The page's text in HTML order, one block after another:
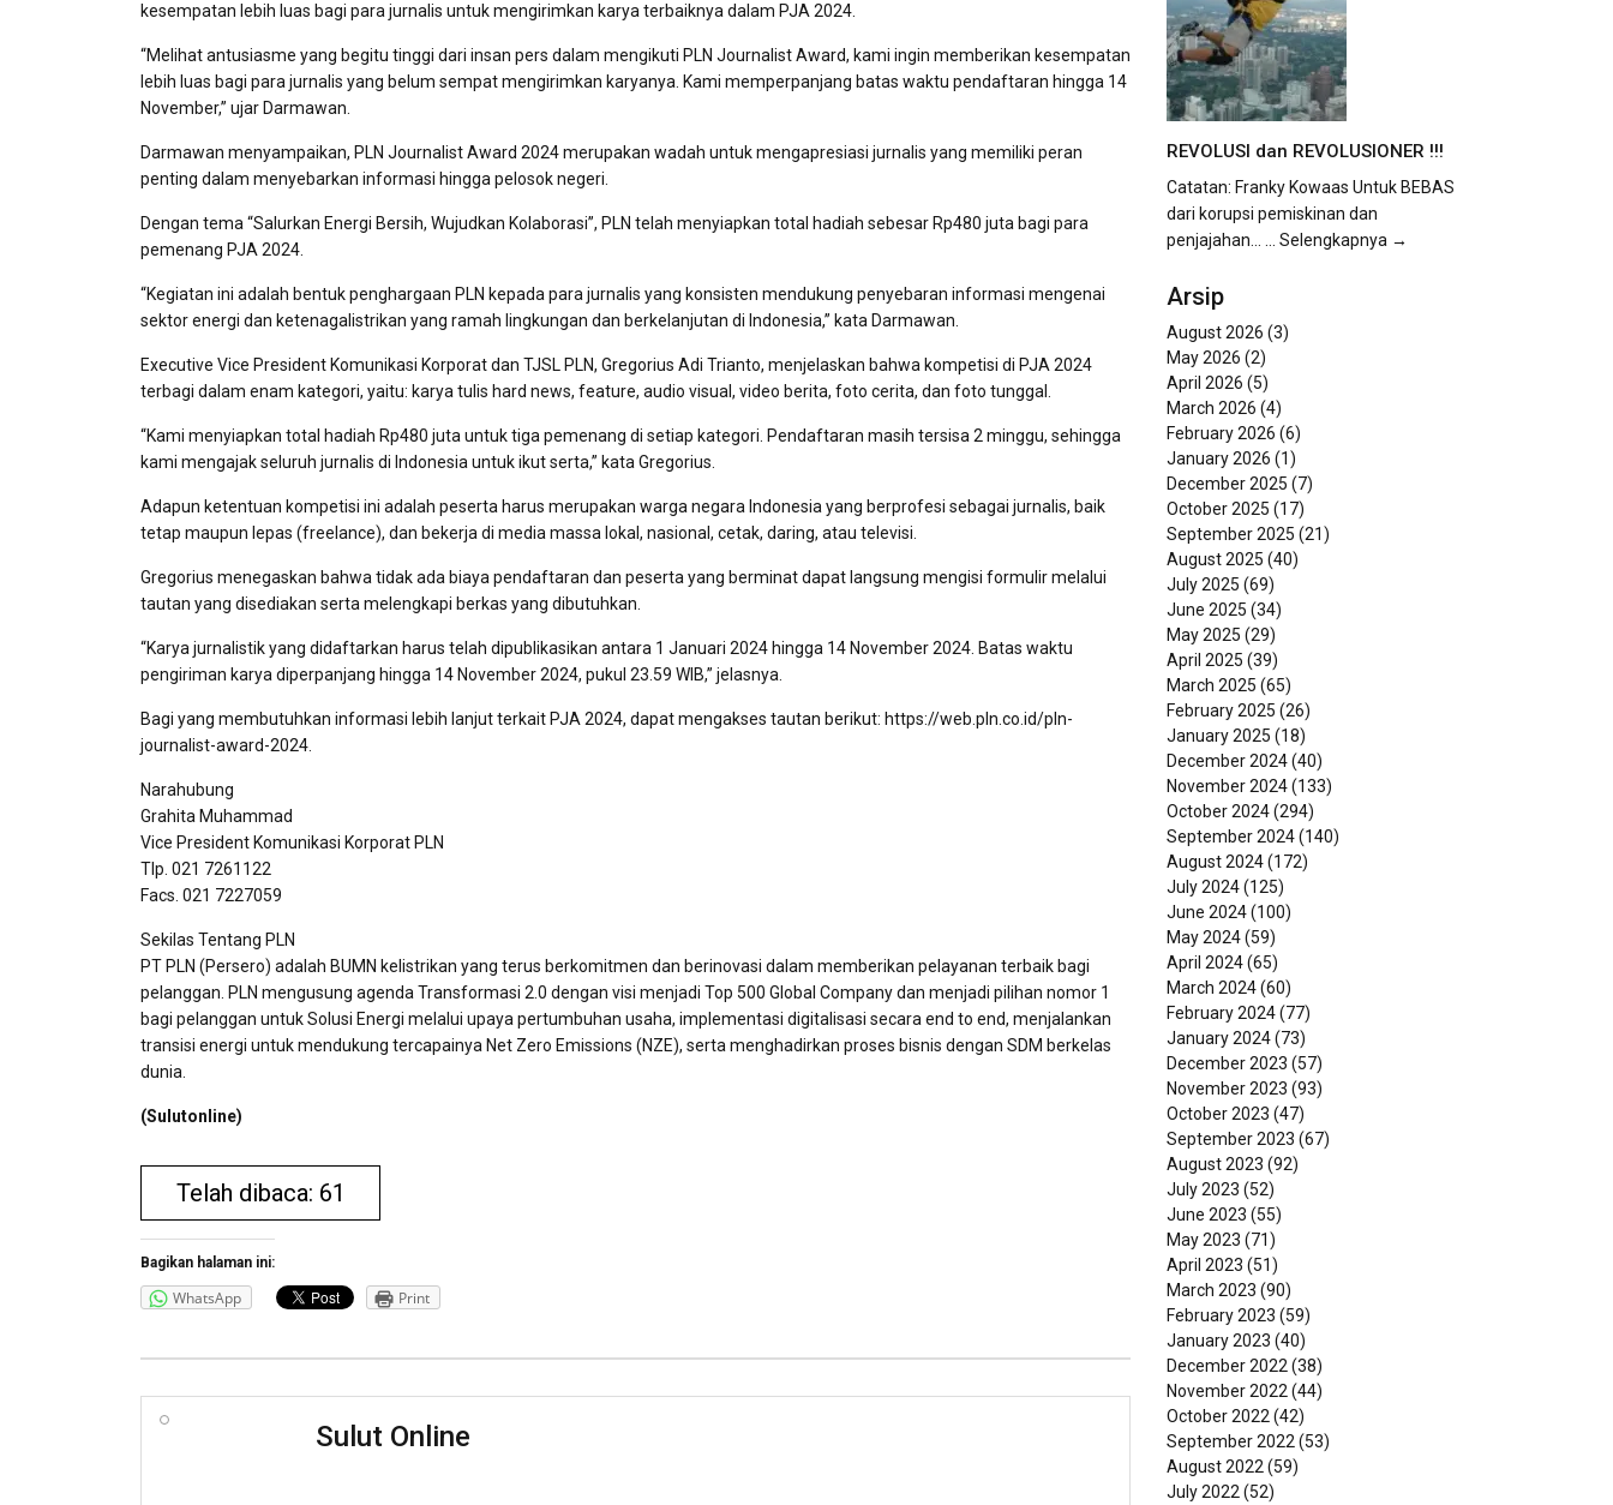
kesempatan lebih luas bagi para jurnalis untuk mengirimkan karya terbaiknya dalam PJA 2024.
“Melihat antusiasme yang begitu tinggi dari insan pers dalam mengikuti PLN Journalist Award, kami ingin memberikan kesempatan
lebih luas bagi para jurnalis yang belum sempat mengirimkan karyanya. Kami memperpanjang batas waktu pendaftaran hingga 14
November,” ujar Darmawan.
Darmawan menyampaikan, PLN Journalist Award 2024 merupakan wadah untuk mengapresiasi jurnalis yang memiliki peran
penting dalam menyebarkan informasi hingga pelosok negeri.
Dengan tema “Salurkan Energi Bersih, Wujudkan Kolaborasi”, PLN telah menyiapkan total hadiah sebesar Rp480 juta bagi para
pemenang PJA 2024.
“Kegiatan ini adalah bentuk penghargaan PLN kepada para jurnalis yang konsisten mendukung penyebaran informasi mengenai
sektor energi dan ketenagalistrikan yang ramah lingkungan dan berkelanjutan di Indonesia,” kata Darmawan.
Executive Vice President Komunikasi Korporat dan TJSL PLN, Gregorius Adi Trianto, menjelaskan bahwa kompetisi di PJA 2024
terbagi dalam enam kategori, yaitu: karya tulis hard news, feature, audio visual, video berita, foto cerita, dan foto tunggal.
“Kami menyiapkan total hadiah Rp480 juta untuk tiga pemenang di setiap kategori. Pendaftaran masih tersisa 2 minggu, sehingga
kami mengajak seluruh jurnalis di Indonesia untuk ikut serta,” kata Gregorius.
Adapun ketentuan kompetisi ini adalah peserta harus merupakan warga negara Indonesia yang berprofesi sebagai jurnalis, baik
tetap maupun lepas (freelance), dan bekerja di media massa lokal, nasional, cetak, daring, atau televisi.
Gregorius menegaskan bahwa tidak ada biaya pendaftaran dan peserta yang berminat dapat langsung mengisi formulir melalui
tautan yang disediakan serta melengkapi berkas yang dibutuhkan.
“Karya jurnalistik yang didaftarkan harus telah dipublikasikan antara 1 Januari 2024 hingga 14 November 2024. Batas waktu
pengiriman karya diperpanjang hingga 14 November 2024, pukul 23.59 WIB,” jelasnya.
Bagi yang membutuhkan informasi lebih lanjut terkait PJA 2024, dapat mengakses tautan berikut: https://web.pln.co.id/pln-
journalist-award-2024.
Narahubung
Grahita Muhammad
Vice President Komunikasi Korporat PLN
Tlp. 021 7261122
Facs. 021 7227059
Sekilas Tentang PLN
PT PLN (Persero) adalah BUMN kelistrikan yang terus berkomitmen dan berinovasi dalam memberikan pelayanan terbaik bagi
pelanggan. PLN mengusung agenda Transformasi 2.0 dengan visi menjadi Top 500 Global Company dan menjadi pilihan nomor 1
bagi pelanggan untuk Solusi Energi melalui upaya pertumbuhan usaha, implementasi digitalisasi secara end to end, menjalankan
transisi energi untuk mendukung tercapainya Net Zero Emissions (NZE), serta menghadirkan proses bisnis dengan SDM berkelas
dunia.
(Sulutonline)
Telah dibaca: 61
Bagikan halaman ini:
WhatsApp Print
Sulut Online
REVOLUSI dan REVOLUSIONER !!!
Catatan: Franky Kowaas Untuk BEBAS
dari korupsi pemiskinan dan
penjajahan...
... Selengkapnya →
Arsip
August 2026 (3)
May 2026 (2)
April 2026 (5)
March 2026 (4)
February 2026 (6)
January 2026 (1)
December 2025 (7)
October 2025 (17)
September 2025 (21)
August 2025 (40)
July 2025 (69)
June 2025 (34)
May 2025 (29)
April 2025 (39)
March 2025 (65)
February 2025 (26)
January 2025 (18)
December 2024(40)
November 2024(133)
October 2024(294)
September 2024(140)
August 2024(172)
July 2024(125)
June 2024(100)
May 2024(59)
April 2024(65)
March 2024(60)
February 2024(77)
January 2024(73)
December 2023 (57)
November 2023 (93)
October 2023 (47)
September 2023 (67)
August 2023 (92)
July 2023 (52)
June 2023 (55)
May 2023 (71)
April 2023 (51)
March 2023 (90)
February 2023 (59)
January 2023 (40)
December 2022 (38)
November 2022 (44)
October 2022 (42)
September 2022 (53)
August 2022 (59)
July 2022 (52)